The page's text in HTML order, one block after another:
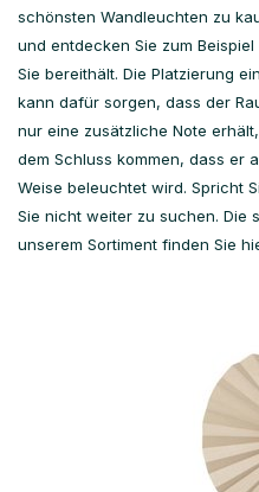
schönsten Wandleuchten zu
und entdecken Sie zum
Sie bereithält. Die Platzierung
kann dafür sorgen, dass der
nur eine zusätzliche Note
dem Schluss kommen, dass er
Weise beleuchtet wird. Spricht
Sie nicht weiter zu suchen. Die
unserem Sortiment finden Sie